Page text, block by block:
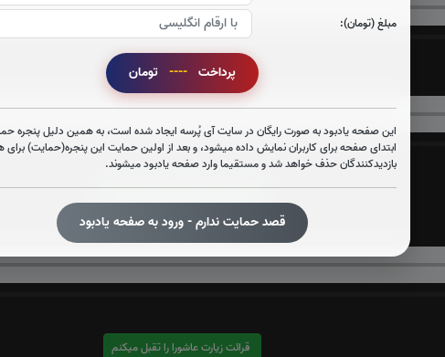
مبلغ (تومان):
پرداخت ---- تومان
این صفحه یادبود به صورت رایگان در سایت آی پُرسه ایجاد شده است، به همین دلیل پنجره
ابتدای صفحه برای کاربران نمایش داده میشود، و بعد از اولین حمایت این پنجره(حمایت) برای
بازدیدکنندگان حذف خواهد شد و مستقیما وارد صفحه یادبود میشوند.
قصد حمایت ندارم - ورود به صفحه یادبود
صوت سوره قدر
صوت آیت الکرسی
قرائت زیارت عاشورا را تقبل میکنم